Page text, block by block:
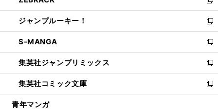
開
く
ウ
で
開
く
ン
ド
ウ
で
開
く
ウ
ィ
ン
ド
ウ
で
開
く
新
し
い
ウ
ィ
ン
ド
ウ
で
開
ジャンプルーキー！
新
し
い
ウ
ィ
ン
ド
ウ
S-MANGA
新
し
い
ウ
ィ
ン
集英社ジャンプリミックス
新
し
い
ウ
集英社コミック文庫
新
し
青年マンガ